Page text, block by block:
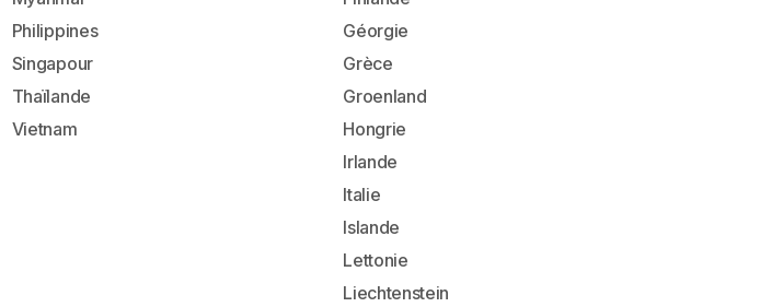
Philippines
Singapour
Thaïlande
Vietnam
Géorgie
Grèce
Groenland
Hongrie
Irlande
Italie
Islande
Lettonie
Liechtenstein